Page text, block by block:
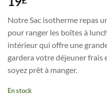
Notre Sac isotherme repas
pour ranger les boîtes à
intérieur qui offre une
gardera votre déjeuner frais
soyez prêt à manger.
En stock